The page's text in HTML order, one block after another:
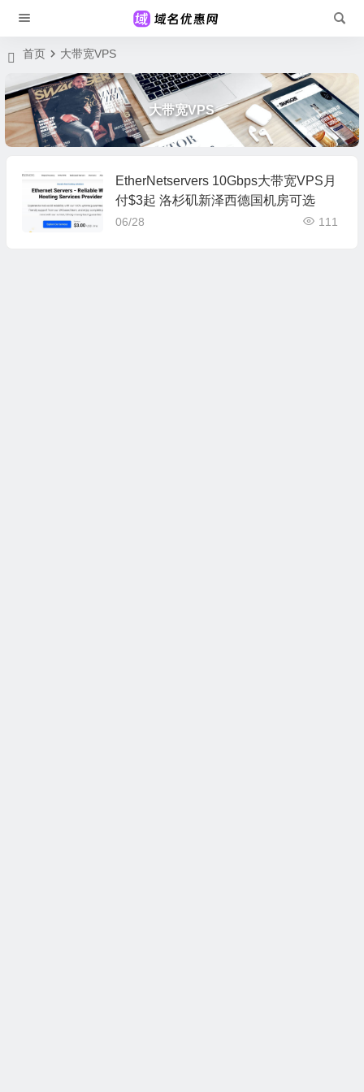
首页 大带宽VPS
大带宽VPS
EtherNetservers 10Gbps大带宽VPS月
付$3起 洛杉矶新泽西德国机房可选
06/28 111